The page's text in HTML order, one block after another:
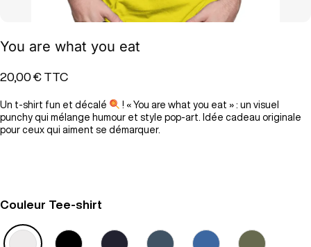
You are what you eat
20,00 € TTC
Un t-shirt fun et décalé
! « You are what you eat » : un visuel
punchy qui mélange humour et style pop-art. Idée cadeau originale
pour ceux qui aiment se démarquer.
Couleur Tee-shirt